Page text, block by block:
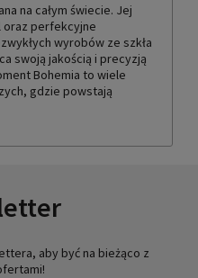
na całym świecie. Jej
perfekcyjne
wyrobów ze szkła
swoją jakością i precyzją
Bohemia to wiele
gdzie powstają
aby być na bieżąco z